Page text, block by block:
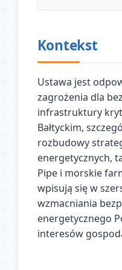
Kontekst
Ustawa jest
zagrożenia dla
infrastruktury
Bałtyckim,
rozbudowy
energetycznych,
Pipe i morskie
wpisują się w
wzmacniania
energetycznego
interesów